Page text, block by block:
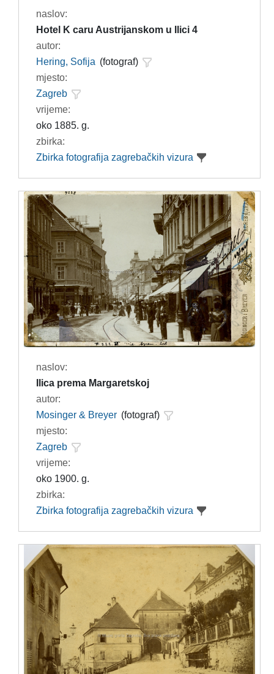
naslov:
Hotel K caru Austrijanskom u Ilici 4
autor:
Hering, Sofija (fotograf)
mjesto:
Zagreb
vrijeme:
oko 1885. g.
zbirka:
Zbirka fotografija zagrebačkih vizura
naslov:
Ilica prema Margaretskoj
autor:
Mosinger & Breyer (fotograf)
mjesto:
Zagreb
vrijeme:
oko 1900. g.
zbirka:
Zbirka fotografija zagrebačkih vizura